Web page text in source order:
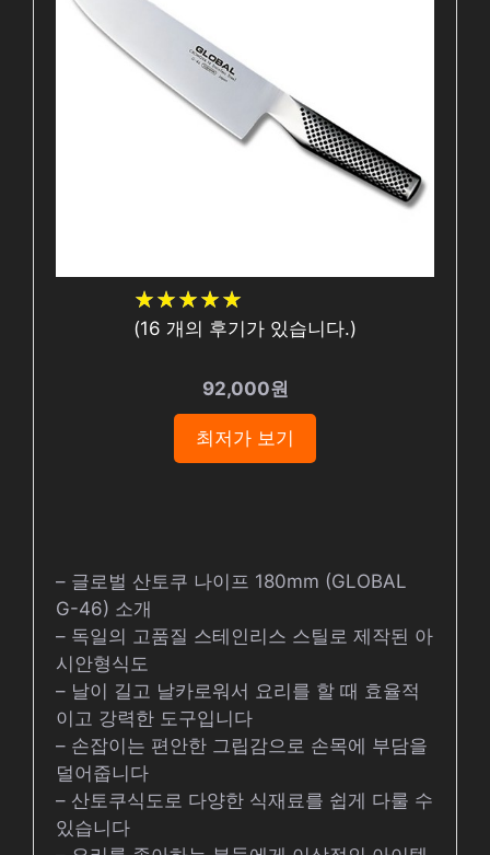
★★★★★
★★★★★
(16 개의 후기가 있습니다.)
92,000원
최저가 보기
– 글로벌 산토쿠 나이프 180mm (GLOBAL
G-46) 소개
– 독일의 고품질 스테인리스 스틸로 제작된 아
시안형식도
– 날이 길고 날카로워서 요리를 할 때 효율적
이고 강력한 도구입니다
– 손잡이는 편안한 그립감으로 손목에 부담을
덜어줍니다
– 산토쿠식도로 다양한 식재료를 쉽게 다룰 수
있습니다